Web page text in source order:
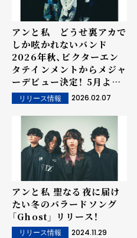
アンと私 どうせ裏アカで
しか呟かれないバンド
2026年秋、ビクターエン
タテインメントからメジャ
ーデビュー決定！ 5月より
対バンツアーの開催も！
リリース情報 2026.02.07
アンと私 聖なる夜に届け
たい冬のバラードソング
「Ghost」 リリース！
リリース情報 2024.11.29